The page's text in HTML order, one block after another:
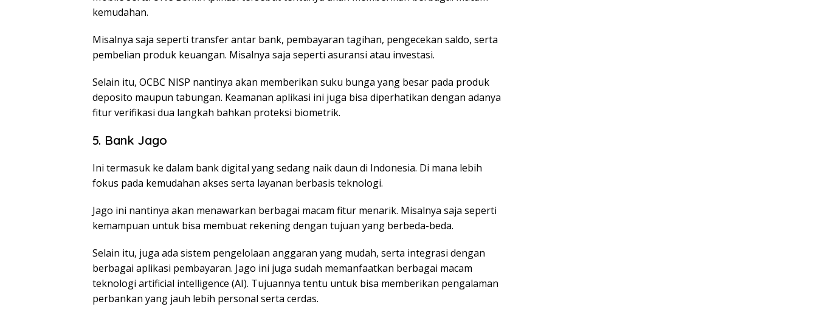
kemudahan.
Misalnya saja seperti transfer antar bank, pembayaran tagihan, pengecekan saldo, serta
pembelian produk keuangan. Misalnya saja seperti asuransi atau investasi.
Selain itu, OCBC NISP nantinya akan memberikan suku bunga yang besar pada produk
deposito maupun tabungan. Keamanan aplikasi ini juga bisa diperhatikan dengan adanya
fitur verifikasi dua langkah bahkan proteksi biometrik.
5. Bank Jago
Ini termasuk ke dalam bank digital yang sedang naik daun di Indonesia. Di mana lebih
fokus pada kemudahan akses serta layanan berbasis teknologi.
Jago ini nantinya akan menawarkan berbagai macam fitur menarik. Misalnya saja seperti
kemampuan untuk bisa membuat rekening dengan tujuan yang berbeda-beda.
Selain itu, juga ada sistem pengelolaan anggaran yang mudah, serta integrasi dengan
berbagai aplikasi pembayaran. Jago ini juga sudah memanfaatkan berbagai macam
teknologi artificial intelligence (AI). Tujuannya tentu untuk bisa memberikan pengalaman
perbankan yang jauh lebih personal serta cerdas.